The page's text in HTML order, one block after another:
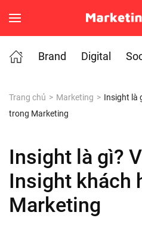
Skip to main content
Brand
Digital
Trang chủ Marketing
Insight là
trong Marketing
Insight là gì?
Insight khách
Marketing